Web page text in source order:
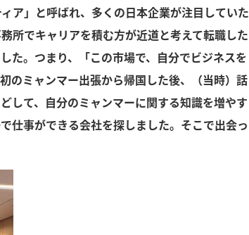
ア」と呼ばれ、多くの日本企業が注目していた
所でキャリアを積む方が近道と考えて転職した
た。つまり、「この市場で、自分でビジネスを
のミャンマー出張から帰国した後、（当時）話
して、自分のミャンマーに関する知識を増やす
仕事ができる会社を探しました。そこで出会っ